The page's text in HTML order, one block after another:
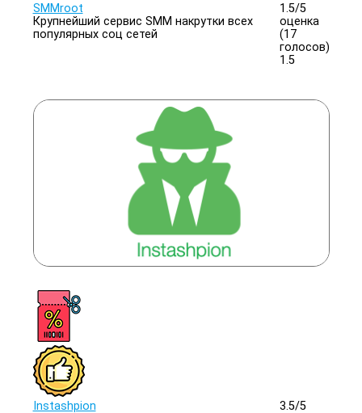
SMMroot
Крупнейший сервис SMM накрутки всех
популярных соц сетей
1.5/5
оценка
(17
голосов)
1.5
Instashpion
3.5/5